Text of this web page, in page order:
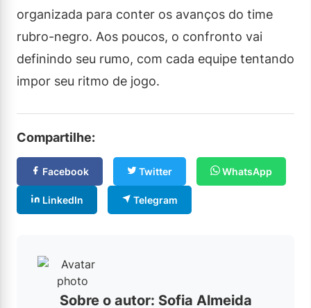
organizada para conter os avanços do time
rubro-negro. Aos poucos, o confronto vai
definindo seu rumo, com cada equipe tentando
impor seu ritmo de jogo.
Compartilhe:
Facebook Twitter WhatsApp
LinkedIn Telegram
Sobre o autor: Sofia Almeida